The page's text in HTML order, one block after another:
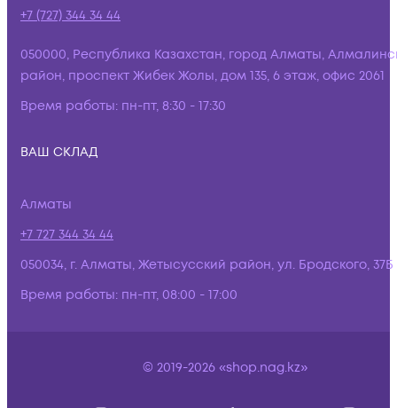
+7 (727) 344 34 44
050000, Республика Казахстан, город Алматы,
район, проспект Жибек Жолы, дом 135, 6 этаж, офис 2061
Время работы: пн-пт, 8:30 - 17:30
ВАШ СКЛАД
Алматы
+7 727 344 34 44
050034, г. Алматы, Жетысусский район, ул. Бродского, 37Б
Время работы: пн-пт, 08:00 - 17:00
© 2019-2026 «shop.nag.kz»